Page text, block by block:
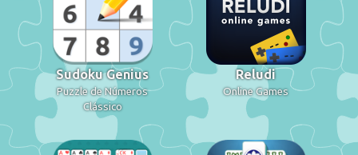
Sudoku Genius
Puzzle de Números
Clássico
Reludi
Online Games